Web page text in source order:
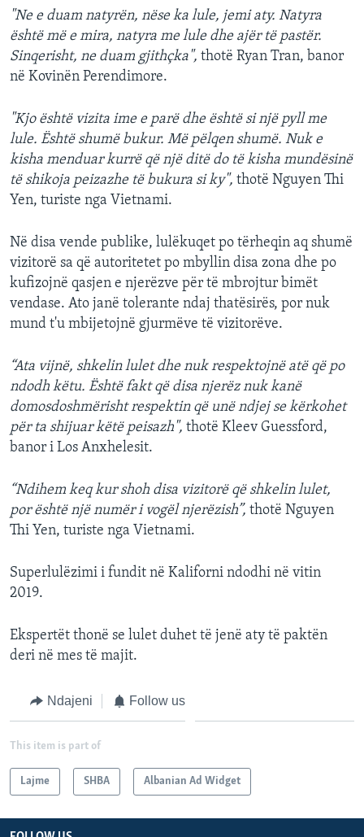
"Ne e duam natyrën, nëse ka lule, jemi aty. Natyra
është më e mira, natyra me lule dhe ajër të pastër.
Sinqerisht, ne duam gjithçka", thotë Ryan Tran, banor
në Kovinën Perendimore.
"Kjo është vizita ime e parë dhe është si një pyll me
lule. Është shumë bukur. Më pëlqen shumë. Nuk e
kisha menduar kurrë që një ditë do të kisha mundësinë
të shikoja peizazhe të bukura si ky", thotë Nguyen Thi
Yen, turiste nga Vietnami.
Në disa vende publike, lulëkuqet po tërheqin aq shumë
vizitorë sa që autoritetet po mbyllin disa zona dhe po
kufizojnë qasjen e njerëzve për të mbrojtur bimët
vendase. Ato janë tolerante ndaj thatësirës, por nuk
mund t'u mbijetojnë gjurmëve të vizitorëve.
“Ata vijnë, shkelin lulet dhe nuk respektojnë atë që po
ndodh këtu. Është fakt që disa njerëz nuk kanë
domosdoshmërisht respektin që unë ndjej se kërkohet
për ta shijuar këtë peisazh", thotë Kleev Guessford,
banor i Los Anxhelesit.
“Ndihem keq kur shoh disa vizitorë që shkelin lulet,
por është një numër i vogël njerëzish”, thotë Nguyen
Thi Yen, turiste nga Vietnami.
Superlulëzimi i fundit në Kaliforni ndodhi në vitin
2019.
Ekspertët thonë se lulet duhet të jenë aty të paktën
deri në mes të majit.
Ndajeni Follow us
This item is part of
Lajme SHBA Albanian Ad Widget